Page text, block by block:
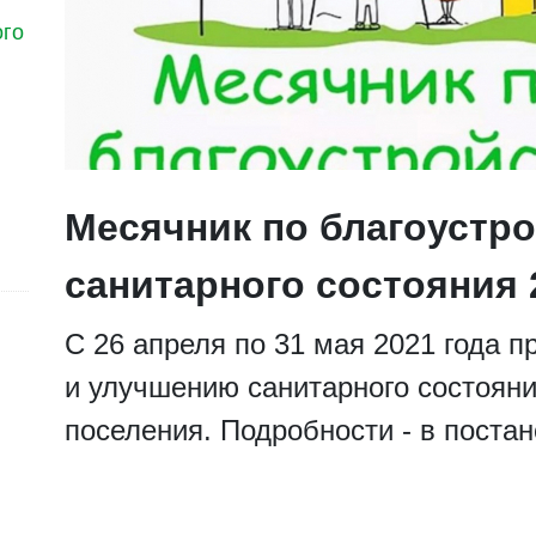
Месячник по
санитарного состояния
С 26 апреля по 31 мая 2021 года
и улучшению санитарного
поселения. Подробности - в